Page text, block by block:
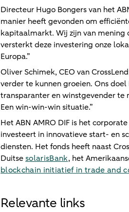
Directeur Hugo Bongers van het
manier heeft gevonden om
kapitaalmarkt. Wij zijn van mening
versterkt deze investering onze
Europa.”
Oliver Schimek, CEO van
verder te kunnen groeien. Ons
transparanter en winstgevender te
Een win-win-win situatie.”
Het ABN AMRO DIF is het
investeert in innovatieve start- en
diensten. Het fonds heeft naast
DuitsesolarisBank, het
blockchain initiatief in trade and
Relevante links